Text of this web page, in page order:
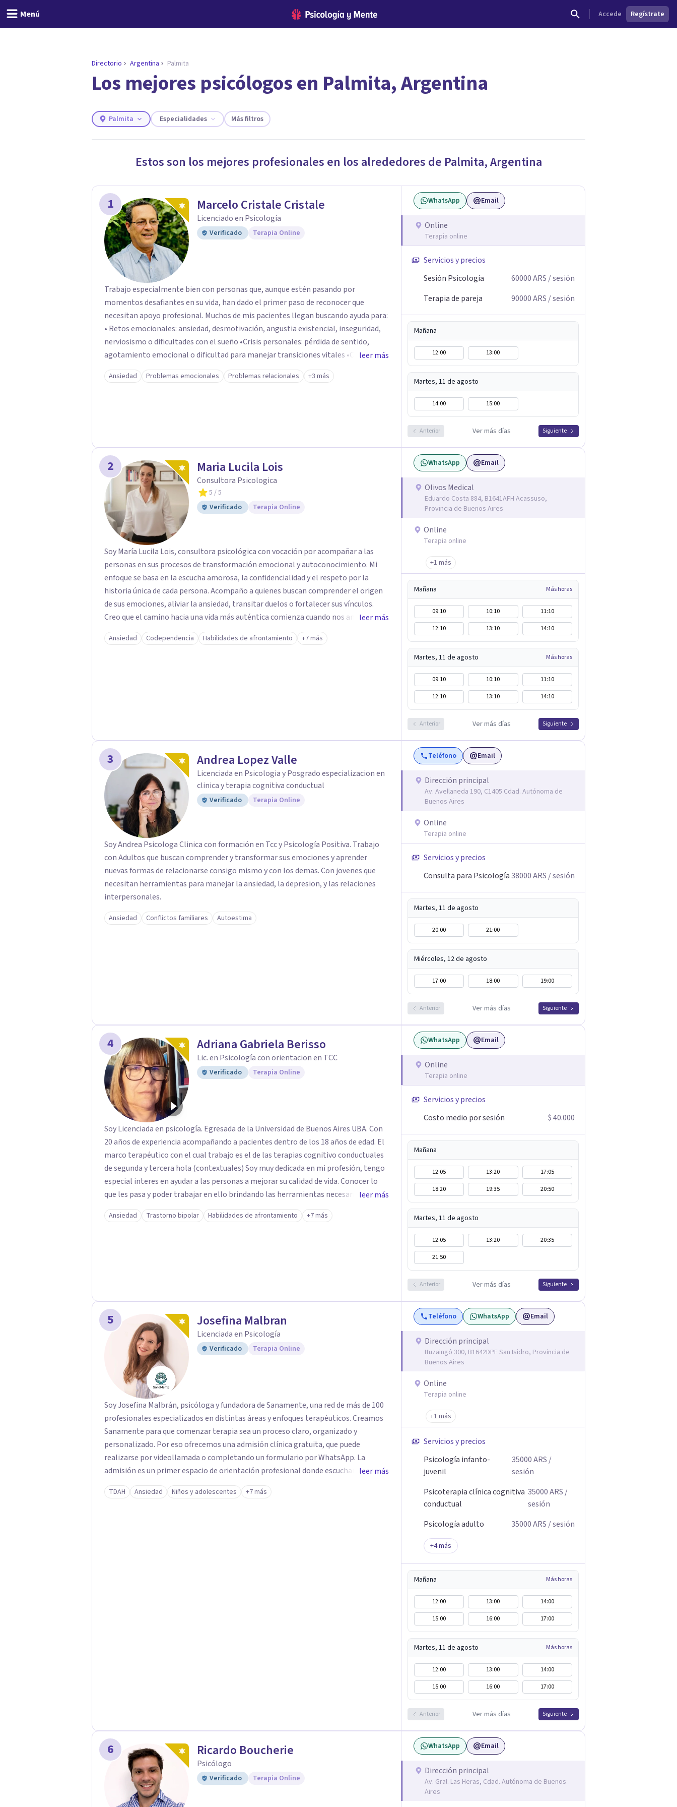
Menú Accede Regístrate
ENCONTRAR MI TERAPEUTA
¿Necesitas ayuda para encontrar el psicólogo adecuado?
Responder cuestionario
Directorio Argentina Palmita
Los mejores psicólogos en Palmita, Argentina
Palmita Especialidades Más filtros
Estos son los mejores profesionales en los alrededores de Palmita,Argentina
1 Marcelo Cristale Cristale
Licenciado en Psicología
Verificado Terapia Online
Trabajo especialmente bien con personas que, aunque estén pasando por
momentos desafiantes en su vida, han dado el primer paso de reconocer que
necesitan apoyo profesional. Muchos de mis pacientes llegan buscando ayuda para:
• Retos emocionales: ansiedad, desmotivación, angustia existencial, inseguridad,
nerviosismo o dificultades con el sueño •Crisis personales: pérdida de sentido,
agotamiento emocional o dificultad para manejar transiciones vitales •Conflictos
relacionales: problemas de pareja, tensiones familiares, desafíos laborales o
dificultades en dinámicas sociales.
leer más
Ansiedad Problemas emocionales Problemas relacionales +3 más
WhatsApp Email
Online
Terapia online
Servicios y precios
Sesión Psicología
60000ARS / sesión
Terapia de pareja
90000ARS / sesión
Mañana
12:00 13:00
Martes, 11 de agosto
14:00 15:00
Anterior Ver más días Siguiente
2 Maria Lucila Lois
Consultora Psicologica
5 / 5
Verificado
Terapia Online
Soy María Lucila Lois, consultora psicológica con vocación por acompañar a las
personas en sus procesos de transformación emocional y autoconocimiento. Mi
enfoque se basa en la escucha amorosa, la confidencialidad y el respeto por la
historia única de cada persona. Acompaño a quienes buscan comprender el origen
de sus emociones, aliviar la ansiedad, transitar duelos o fortalecer sus vínculos.
Creo que el camino hacia una vida más auténtica comienza cuando nos animamos a
mirar hacia adentro y a reconocer las raíces de lo que sentimos.
leer más
Ansiedad Codependencia Habilidades de afrontamiento +7 más
WhatsApp Email
Olivos Medical
Eduardo Costa 884, B1641AFH Acassuso,
Provincia de Buenos Aires
Online
Terapia online
+1 más
Mañana Más horas
09:10 10:10
11:10
12:10
13:10 14:10
Martes, 11 de agosto Más horas
09:10 10:10
11:10
12:10
13:10 14:10
Anterior Ver más días Siguiente
3 Andrea Lopez Valle
Licenciada en Psicologia y Posgrado especializacion en
clinica y terapia cognitiva conductual
Verificado Terapia Online
Soy Andrea Psicologa Clinica con formación en Tcc y Psicología Positiva. Trabajo
con Adultos que buscan comprender y transformar sus emociones y aprender
nuevas formas de relacionarse consigo mismo y con los demas. Con jovenes que
necesitan herramientas para manejar la ansiedad, la depresion, y las relaciones
interpersonales.
Ansiedad Conflictos familiares Autoestima
Teléfono Email
Dirección principal
Av. Avellaneda 190, C1405 Cdad. Autónoma de
Buenos Aires
Online
Terapia online
Servicios y precios
Consulta para Psicología38000ARS / sesión
Martes, 11 de agosto
20:00 21:00
Miércoles, 12 de agosto
17:00 18:00 19:00
Anterior Ver más días Siguiente
4 Adriana Gabriela Berisso
Lic. en Psicología con orientacion en TCC
Verificado Terapia Online
Soy Licenciada en psicología. Egresada de la Universidad de Buenos Aires UBA. Con
20 años de experiencia acompañando a pacientes dentro de los 18 años de edad. El
marco terapéutico con el cual trabajo es el de las terapias cognitivo conductuales
de segunda y tercera hola (contextuales) Soy muy dedicada en mi profesión, tengo
especial interes en ayudar a las personas a mejorar su calidad de vida. Conocer lo
que les pasa y poder trabajar en ello brindando las herramientas necesarias. Hay
momentos en la vida por los cuales atravezamos por estados de ansiedad,
depresión o estrés, es alli donde no encontramos o nos parece no tener recursos
juntos.
leer más
Ansiedad Trastorno bipolar Habilidades de afrontamiento +7 más
WhatsApp Email
Online
Terapia online
Servicios y precios
Costo medio por sesión
$ 40.000
Mañana
12:05 13:20
17:05
18:20
19:35 20:50
Martes, 11 de agosto
12:05 13:20
20:35
21:50
Anterior Ver más días Siguiente
5 Josefina Malbran
Licenciada en Psicología
Verificado Terapia Online
Soy Josefina Malbrán, psicóloga y fundadora de Sanamente, una red de más de 100
profesionales especializados en distintas áreas y enfoques terapéuticos. Creamos
Sanamente para que comenzar terapia sea un proceso claro, organizado y
personalizado. Por eso ofrecemos una admisión clínica gratuita, que puede
realizarse por videollamada o completando un formulario por WhatsApp. La
admisión es un primer espacio de orientación profesional donde escuchamos tu
motivo de consulta y evaluamos qué terapeuta es el más adecuado según tu edad,
necesidad, disponibilidad horaria y posibilidades económicas. No trabajamos con
leer más
TDAH Ansiedad Niños y adolescentes +7 más
Teléfono WhatsApp Email
Dirección principal
Ituzaingó 300, B1642DPE San Isidro, Provincia de
Buenos Aires
Online
Terapia online
+1 más
Servicios y precios
Psicología infanto-
juvenil
35000ARS /
sesión
Psicoterapia clínica cognitiva
conductual
35000ARS /
sesión
Psicología adulto
35000ARS / sesión
+4más
Mañana Más horas
12:00 13:00
14:00
15:00
16:00 17:00
Martes, 11 de agosto Más horas
12:00 13:00
14:00
15:00
16:00 17:00
Anterior Ver más días Siguiente
6 Ricardo Boucherie
Psicólogo
Verificado Terapia Online
WhatsApp Email
Dirección principal
Av. Gral. Las Heras, Cdad. Autónoma de Buenos
Aires